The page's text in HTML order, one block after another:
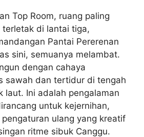
Top Room, ruang paling
terletak di lantai tiga,
Pantai Pererenan
sini, semuanya melambat.
dengan cahaya
sawah dan tertidur di tengah
laut. Ini adalah pengalaman
untuk kejernihan,
ulang yang kreatif
ritme sibuk Canggu.